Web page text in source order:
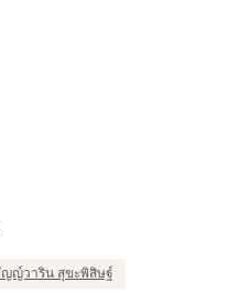
ญญ์วาริน สุขะพิสิษฐ์